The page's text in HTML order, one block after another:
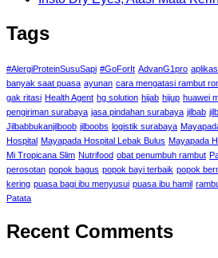
Tags
#AlergiProteinSusuSapi #GoForIt AdvanG1pro
banyak saat puasa ayunan cara mengatasi rambut
gak ritasi Health Agent hg solution hijab hijup huawei
pengiriman surabaya jasa pindahan surabaya jilbab
Jilbabbukanjilboob jilboobs logistik surabaya
Hospital Mayapada Hospital Lebak Bulus Mayapada
Mi Tropicana Slim Nutrifood obat penumbuh rambut
perosotan popok bagus popok bayi terbaik popok
kering puasa bagi ibu menyusui puasa ibu hamil
Patata
Recent Comments